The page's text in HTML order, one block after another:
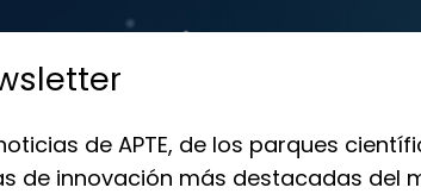
de APTE, de los parques
de innovación más destacadas del